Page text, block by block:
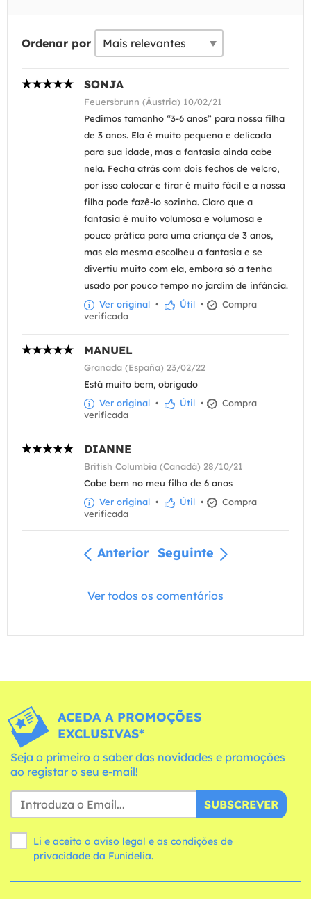
Ordenar por
SONJA
Feuersbrunn (Áustria) 10/02/21
Pedimos tamanho “3-6 anos” para nossa filha
de 3 anos. Ela é muito pequena e delicada
para sua idade, mas a fantasia ainda cabe
nela. Fecha atrás com dois fechos de velcro,
por isso colocar e tirar é muito fácil e a nossa
filha pode fazê-lo sozinha. Claro que a
fantasia é muito volumosa e volumosa e
pouco prática para uma criança de 3 anos,
mas ela mesma escolheu a fantasia e se
divertiu muito com ela, embora só a tenha
usado por pouco tempo no jardim de infância.
Ver original • Útil •
Compra
verificada
MANUEL
Granada (España) 23/02/22
Está muito bem, obrigado
Ver original • Útil •
Compra
verificada
DIANNE
British Columbia (Canadá) 28/10/21
Cabe bem no meu filho de 6 anos
Ver original • Útil •
Compra
verificada
Anterior Seguinte
Ver todos os comentários
ACEDA A PROMOÇÕES
EXCLUSIVAS*
Seja o primeiro a saber das novidades e promoções
ao registar o seu e-mail!
SUBSCREVER
Li e aceito o aviso legal e as condições
privacidade da Funidelia.